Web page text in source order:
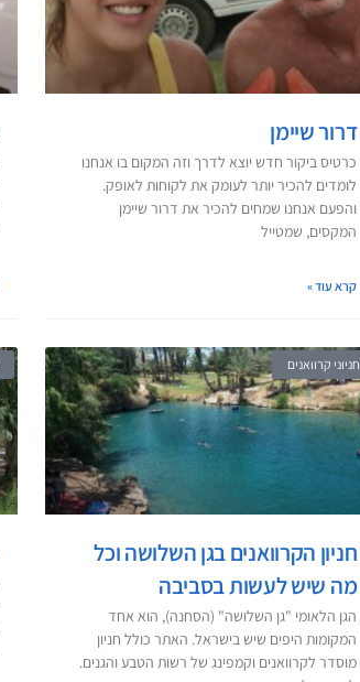
דרור שיימן
כרטיס ביקור חדש יוצא לדרך וזה המקום בו אנחנו
לומדים להכיר יותר לעומק את לקוחות לאופק.
והפעם אנחנו שמחים להכיר את דרור שיימן
המקסים, שמטייל
קרא עוד »
חניוני קרוואנים
חניון הקרוואנים בגן השלושה וכל
מה שיש לעשות בסביבה
הגן הלאומי "גן השלושה" (הסחנה), הוא אחד
המקומות היפים שיש בישראל. האתר כולל חניון
מוסדר לקרוואנים וקמפינג של רשות הטבע והגנים.